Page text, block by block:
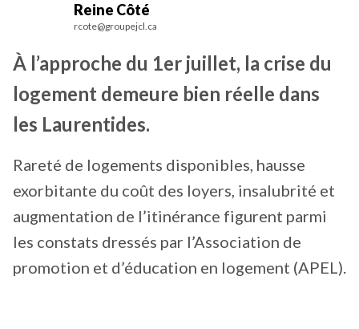
Reine Côté
rcote@groupejcl.ca
À l’approche du 1er juillet, la crise du
logement demeure bien réelle dans
les Laurentides.
Rareté de logements disponibles, hausse
exorbitante du coût des loyers, insalubrité et
augmentation de l’itinérance figurent parmi
les constats dressés par l’Association de
promotion et d’éducation en logement (APEL).